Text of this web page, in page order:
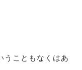
うこともなくはあ